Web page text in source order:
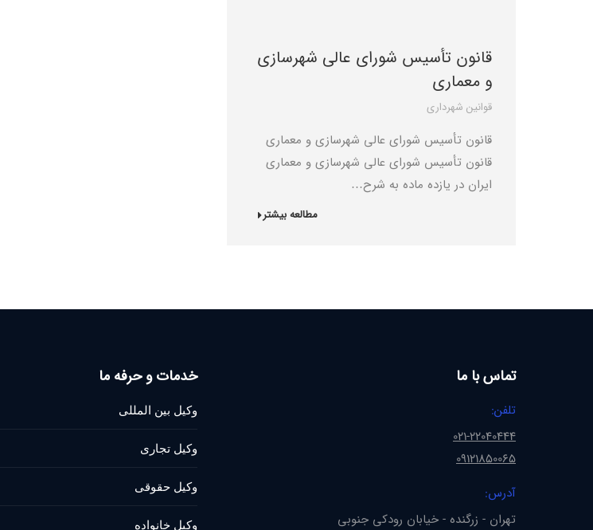
قانون تأسیس شورای عالی شهرسازی
و معماری
قوانین شهرداری
قانون تأسیس شورای عالی شهرسازی و معماری
قانون تأسیس شورای عالی شهرسازی و معماری
ایران در یازده ماده به شرح…
مطالعه بیشتر
تماس با ما
تلفن:
021-22040444
09121850065
آدرس:
تهران - زرگنده - خیابان رودکی جنوبی
خدمات و حرفه ما
وکیل بین المللی
وکیل تجاری
وکیل حقوقی
وکیل خانواده